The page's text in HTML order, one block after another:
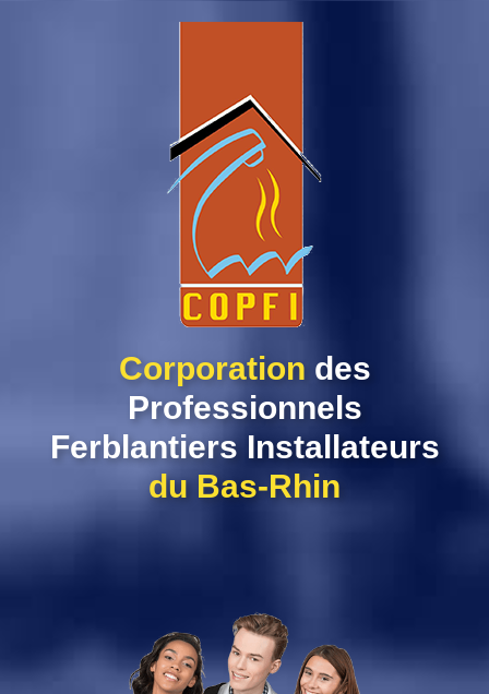
Corporation des
Professionnels
Ferblantiers Installateurs
du Bas-Rhin